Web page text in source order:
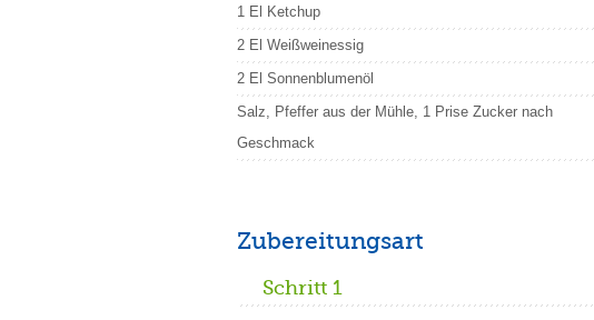
1 El Ketchup
2 El Weißweinessig
2 El Sonnenblumenöl
Salz, Pfeffer aus der Mühle, 1 Prise Zucker nach
Geschmack
Zubereitungsart
Schritt 1